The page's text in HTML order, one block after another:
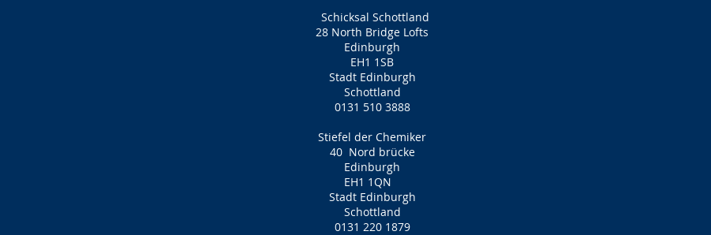
Schicksal Schottland
28 North Bridge Lofts
Edinburgh
EH1 1SB
Stadt Edinburgh
Schottland
0131 510 3888
Stiefel der Chemiker
40 Nord brücke
Edinburgh
EH1 1QN
Stadt Edinburgh
Schottland
0131 220 1879